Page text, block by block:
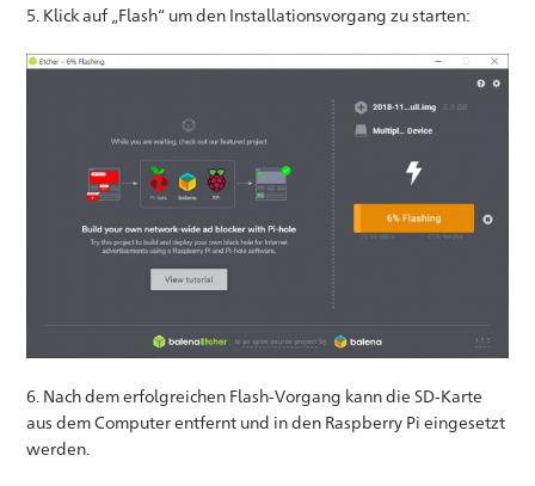
5. Klick auf „Flash“ um den Installationsvorgang zu starten:
6. Nach dem erfolgreichen Flash-Vorgang kann die SD-Karte
aus dem Computer entfernt und in den Raspberry Pi eingesetzt
werden.